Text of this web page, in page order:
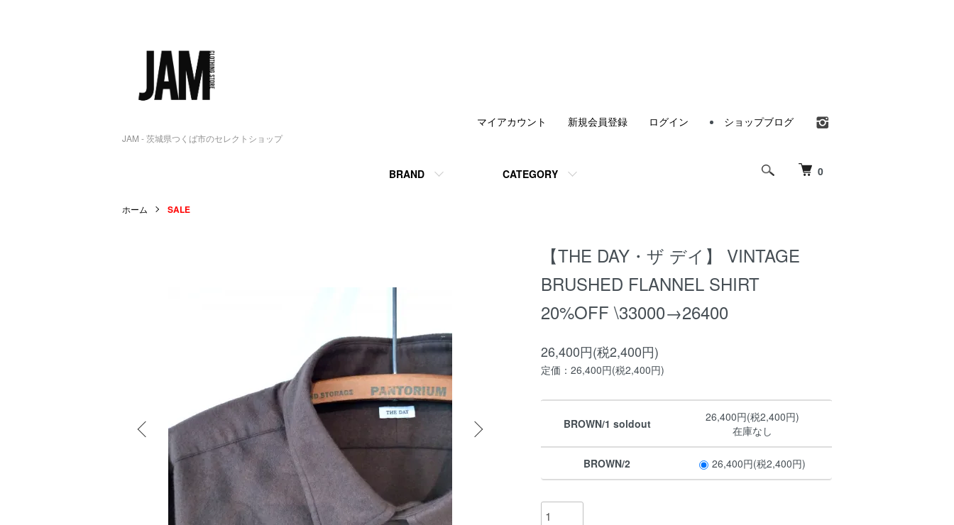
JAM - 茨城県つくば市のセレクトショップ
0
BRAND CATEGORY
マイアカウント 新規会員登録 ログイン ショップブログ
ホーム SALE
【THE DAY・ザ デイ】 VINTAGE
BRUSHED FLANNEL SHIRT
20%OFF \33000→26400
26,400円(税2,400円)
定価：26,400円(税2,400円)
BROWN/1 soldout
26,400円(税2,400円)
在庫なし
BROWN/2 26,400円(税2,400円)